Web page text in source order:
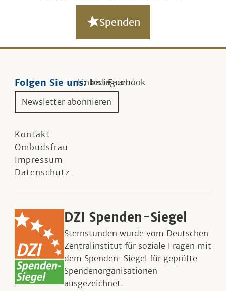
Spenden
Folgen Sie uns:Linkedin
Instagram
Facebook
Newsletter abonnieren
Kontakt
Ombudsfrau
Impressum
Datenschutz
DZI Spenden-Siegel
Sternstunden wurde vom Deutschen
Zentralinstitut für soziale Fragen mit
dem Spenden-Siegel für geprüfte
Spendenorganisationen
ausgezeichnet.